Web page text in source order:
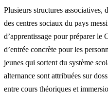
Plusieurs structures associatives,
des centres sociaux du pays
d’apprentissage pour préparer le
d’entrée concrète pour les
jeunes qui sortent du système
alternance sont attribuées sur
entre cours théoriques et